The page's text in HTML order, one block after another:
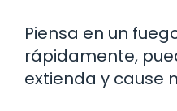
Piensa en un
rápidamente,
extienda y cause